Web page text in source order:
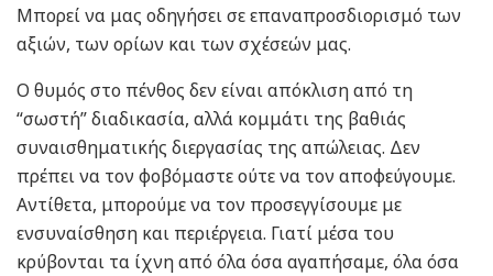
Μπορεί να μας οδηγήσει σε επαναπροσδιορισμό των
αξιών, των ορίων και των σχέσεών μας.
Ο θυμός στο πένθος δεν είναι απόκλιση από τη
“σωστή” διαδικασία, αλλά κομμάτι της βαθιάς
συναισθηματικής διεργασίας της απώλειας. Δεν
πρέπει να τον φοβόμαστε ούτε να τον αποφεύγουμε.
Αντίθετα, μπορούμε να τον προσεγγίσουμε με
ενσυναίσθηση και περιέργεια. Γιατί μέσα του
κρύβονται τα ίχνη από όλα όσα αγαπήσαμε, όλα όσα